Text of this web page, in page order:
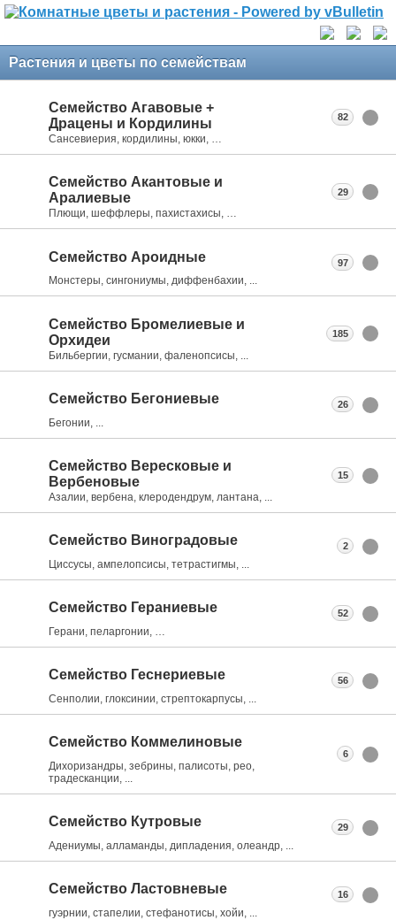
Растения и цветы по семействам
Семейство Агавовые +
Драцены и Кордилины
Сансевиерия, кордилины, юкки, …
82
Семейство Акантовые и
Аралиевые
Плющи, шеффлеры, пахистахисы, …
29
Семейство Ароидные
Монстеры, сингониумы, диффенбахии, ...
97
Семейство Бромелиевые и
Орхидеи
Бильбергии, гусмании, фаленопсисы, ...
185
Семейство Бегониевые
Бегонии, ...
26
Семейство Вересковые и
Вербеновые
Азалии, вербена, клеродендрум, лантана, ...
15
Семейство Виноградовые
Циссусы, ампелопсисы, тетрастигмы, ...
2
Семейство Гераниевые
Герани, пеларгонии, …
52
Семейство Геснериевые
Сенполии, глоксинии, стрептокарпусы, ...
56
Семейство Коммелиновые
Дихоризандры, зебрины, палисоты, рео,
традесканции, ...
6
Семейство Кутровые
Адениумы, алламанды, дипладения, олеандр, ...
29
Семейство Ластовневые
гуэрнии, стапелии, стефанотисы, хойи, ...
16